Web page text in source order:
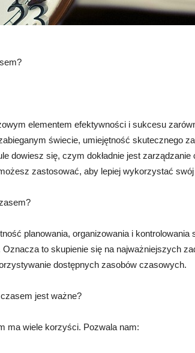
elementem efektywności i sukcesu
świecie, umiejętność skutecznego
dowiesz się, czym dokładnie jest zarządzanie
zastosować, aby lepiej wykorzystać
planowania, organizowania i kontrolowania
to skupienie się na najważniejszych
dostępnych zasobów czasowych.
jest ważne?
ma wiele korzyści. Pozwala nam: